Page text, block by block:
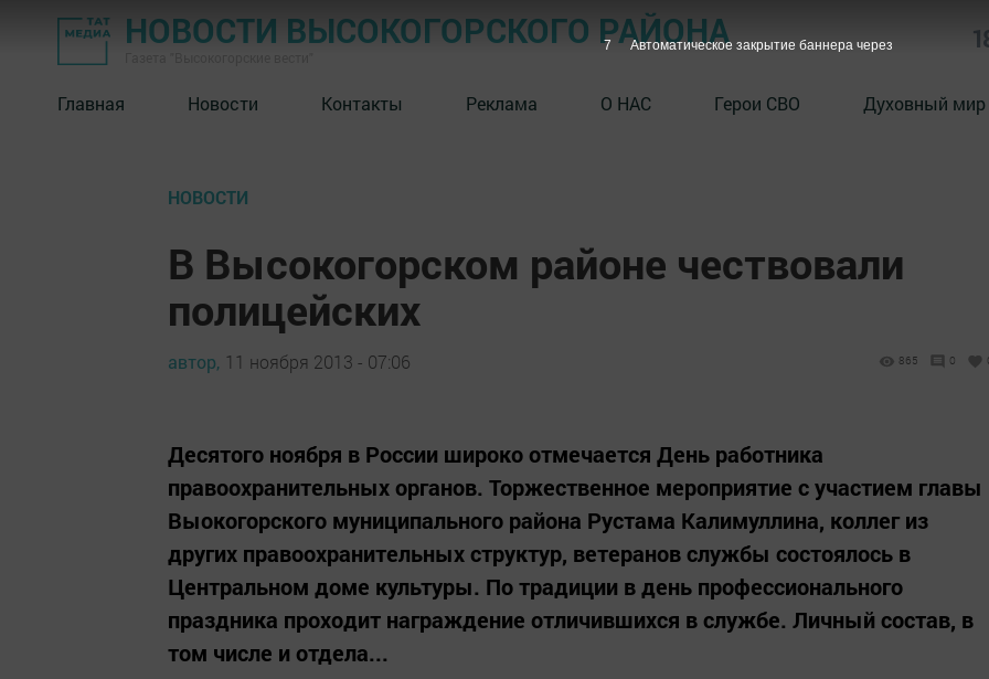
НОВОСТИ ВЫСОКОГОРСКОГО РАЙОНА
Главная Новости Контакты Реклама О НАС Герои СВО Духовный мир
НОВОСТИ
В Высокогорском районе чествовали
полицейских
автор, 11 ноября 2013 - 07:06 865 0
Десятого ноября в России широко отмечается День работника
правоохранительных органов. Торжественное мероприятие с участием главы
Выокогорского муниципального района Рустама Калимуллина, коллег из
других правоохранительных структур, ветеранов службы состоялось в
Центральном доме культуры. По традиции в день профессионального
праздника проходит награждение отличившихся в службе. Личный состав, в
том числе и отдела...
6 Автоматическое закрытие баннера через